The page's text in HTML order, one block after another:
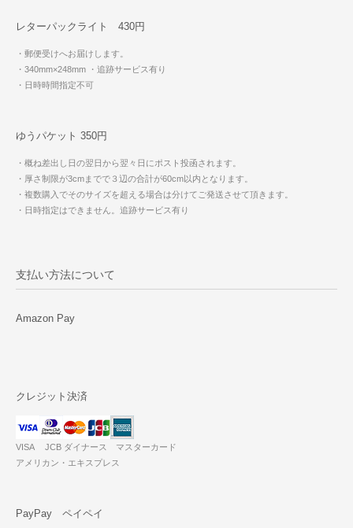
レターパックライト 430円
・郵便受けへお届けします。
・340mm×248mm ・追跡サービス有り
・日時時間指定不可
ゆうパケット 350円
・概ね差出し日の翌日から翌々日にポスト投函されます。
・厚さ制限が3cmまでで３辺の合計が60cm以内となります。
・複数購入でそのサイズを超える場合は分けてご発送させて頂きます。
・日時指定はできません。追跡サービス有り
支払い方法について
Amazon Pay
クレジット決済
VISA JCB ダイナース マスターカード
アメリカン・エキスプレス
PayPay ペイペイ